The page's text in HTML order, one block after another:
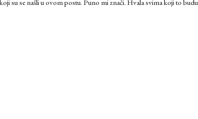
su se našli u ovom postu. Puno mi znači. Hvala svima koji to budu